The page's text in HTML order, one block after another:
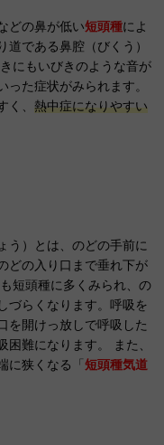
どの鼻が低い短頭種によ
道である鼻腔（びくう）
にもいびきのような音が
た症状がみられます。
、 熱中症になりやすい
う）とは、のどの手前に
どの入り口まで垂れ下が
短頭種に多くみられ、の
づらくなります。呼吸を
を開けっ放しで呼吸した
困難になります。 また、
に狭くなる「 短頭種気道